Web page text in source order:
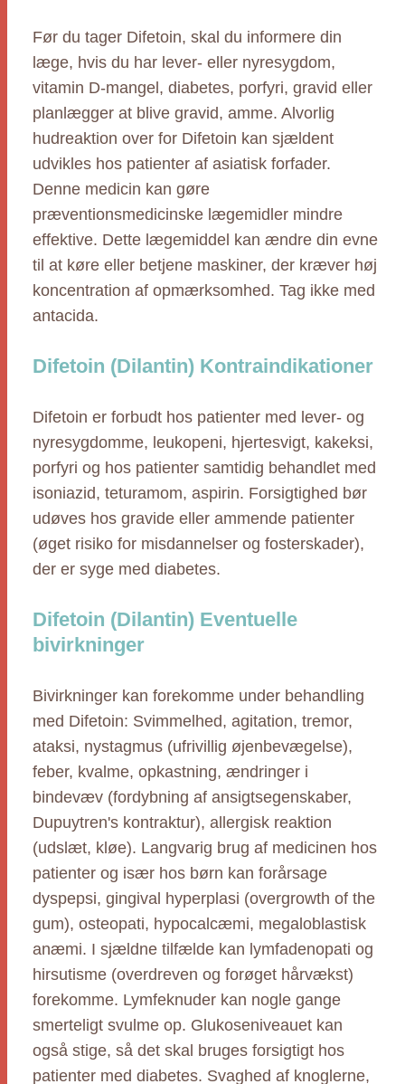
Før du tager Difetoin, skal du informere din
læge, hvis du har lever- eller nyresygdom,
vitamin D-mangel, diabetes, porfyri, gravid eller
planlægger at blive gravid, amme. Alvorlig
hudreaktion over for Difetoin kan sjældent
udvikles hos patienter af asiatisk forfader.
Denne medicin kan gøre
præventionsmedicinske lægemidler mindre
effektive. Dette lægemiddel kan ændre din evne
til at køre eller betjene maskiner, der kræver høj
koncentration af opmærksomhed. Tag ikke med
antacida.
Difetoin (Dilantin) Kontraindikationer
Difetoin er forbudt hos patienter med lever- og
nyresygdomme, leukopeni, hjertesvigt, kakeksi,
porfyri og hos patienter samtidig behandlet med
isoniazid, teturamom, aspirin. Forsigtighed bør
udøves hos gravide eller ammende patienter
(øget risiko for misdannelser og fosterskader),
der er syge med diabetes.
Difetoin (Dilantin) Eventuelle
bivirkninger
Bivirkninger kan forekomme under behandling
med Difetoin: Svimmelhed, agitation, tremor,
ataksi, nystagmus (ufrivillig øjenbevægelse),
feber, kvalme, opkastning, ændringer i
bindevæv (fordybning af ansigtsegenskaber,
Dupuytren's kontraktur), allergisk reaktion
(udslæt, kløe). Langvarig brug af medicinen hos
patienter og især hos børn kan forårsage
dyspepsi, gingival hyperplasi (overgrowth of the
gum), osteopati, hypocalcæmi, megaloblastisk
anæmi. I sjældne tilfælde kan lymfadenopati og
hirsutisme (overdreven og forøget hårvækst)
forekomme. Lymfeknuder kan nogle gange
smerteligt svulme op. Glukoseniveauet kan
også stige, så det skal bruges forsigtigt hos
patienter med diabetes. Svaghed af knoglerne,